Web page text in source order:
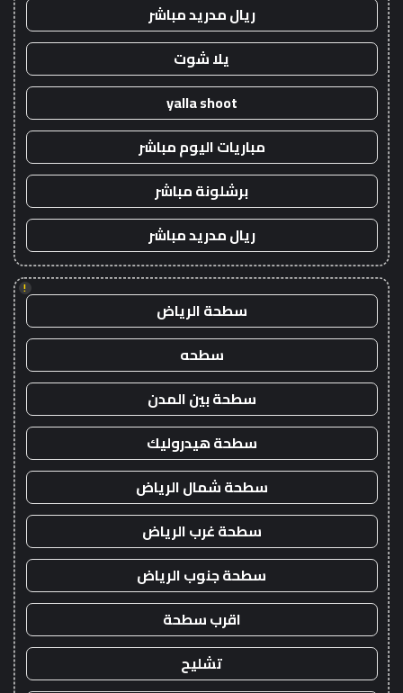
ريال مدريد مباشر
يلا شوت
yalla shoot
مباريات اليوم مباشر
برشلونة مباشر
ريال مدريد مباشر
!
سطحة الرياض
سطحه
سطحة بين المدن
سطحة هيدروليك
سطحة شمال الرياض
سطحة غرب الرياض
سطحة جنوب الرياض
اقرب سطحة
تشليح